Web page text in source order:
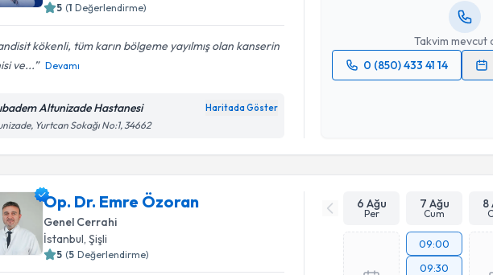
5 (1 Değerlendirme)
kökenli, tüm karın bölgeme yayılmış olan kanserin
ve...
Devamı
Altunizade Hastanesi Haritada Göster
Yurtcan Sokağı No:1, 34662
Takvim mevcut
0 (850) 433 41 14
Takvim Talebini
Op. Dr. Emre Özoran
Genel Cerrahi
İstanbul , Şişli
5 (5 Değerlendirme)
6 Ağu
Per
7 Ağu
Cum
8
09:00
09:30